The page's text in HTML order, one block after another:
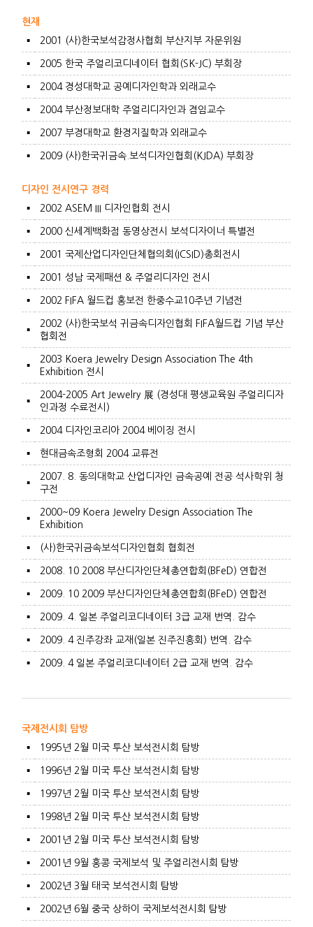
현재
▪ 2001 (사)한국보석감정사협회 부산지부 자문위원
▪ 2005 한국 주얼리코디네이터 협회(SK-JC) 부회장
▪ 2004 경성대학교 공예디자인학과 외래교수
▪ 2004 부산정보대학 주얼리디자인과 겸임교수
▪ 2007 부경대학교 환경지질학과 외래교수
▪ 2009 (사)한국귀금속.보석디자인협회(KJDA) 부회장
디자인 전시연구 경력
▪ 2002 ASEM III 디자인협회 전시
▪ 2000 신세계백화점 동영상전시 보석디자이너 특별전
▪ 2001 국제산업디자인단체협의회(ICSID)총회전시
▪ 2001 성남 국제패션 & 주얼리디자인 전시
▪ 2002 FIFA 월드컵 홍보전 한중수교10주년 기념전
▪
2002 (사)한국보석 귀금속디자인협회 FIFA월드컵 기념 부산
협회전
▪
2003 Koera Jewelry Design Association The 4th
Exhibition 전시
▪
2004-2005 Art Jewelry 展 (경성대 평생교육원 주얼리디자
인과정 수료전시)
▪ 2004 디자인코리아 2004 베이징 전시
▪ 현대금속조형회 2004 교류전
▪
2007. 8. 동의대학교 산업디자인 금속공예 전공 석사학위 청
구전
▪
2000~09 Koera Jewelry Design Association The
Exhibition
▪ (사)한국귀금속보석디자인협회 협회전
▪ 2008. 10 2008 부산디자인단체총연합회(BFeD) 연합전
▪ 2009. 10 2009 부산디자인단체총연합회(BFeD) 연합전
▪ 2009. 4. 일본 주얼리코디네이터 3급 교재 번역. 감수
▪ 2009. 4 진주강좌 교재(일본 진주진흥회) 번역. 감수
▪ 2009. 4 일본 주얼리코디네이터 2급 교재 번역. 감수
국제전시회 탐방
▪ 1995년 2월 미국 투산 보석전시회 탐방
▪ 1996년 2월 미국 투산 보석전시회 탐방
▪ 1997년 2월 미국 투산 보석전시회 탐방
▪ 1998년 2월 미국 투산 보석전시회 탐방
▪ 2001년 2월 미국 투산 보석전시회 탐방
▪ 2001년 9월 홍콩 국제보석 및 주얼리전시회 탐방
▪ 2002년 3월 태국 보석전시회 탐방
▪ 2002년 6월 중국 상하이 국제보석전시회 탐방